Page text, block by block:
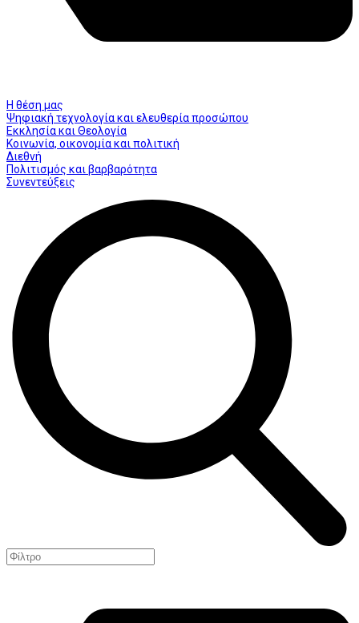
Η θέση μας
Ψηφιακή τεχνολογία και ελευθερία προσώπου
Εκκλησία και Θεολογία
Κοινωνία, οικονομία και πολιτική
Διεθνή
Πολιτισμός και βαρβαρότητα
Συνεντεύξεις